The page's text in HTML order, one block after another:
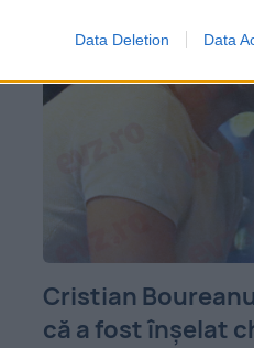
Data Deletion Data
Cristian
că a fost înșelat